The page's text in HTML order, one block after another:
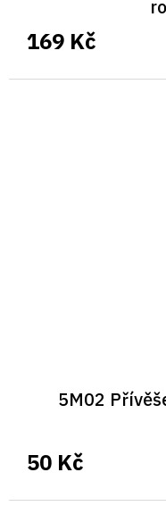
169 Kč
5M02
50 Kč